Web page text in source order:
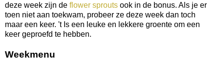
deze week zijn de flower sprouts ook in de bonus. Als je er
toen niet aan toekwam, probeer ze deze week dan toch
maar een keer. 't Is een leuke en lekkere groente om een
keer geproefd te hebben.
Weekmenu